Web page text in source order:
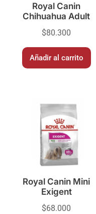
Royal Canin
Chihuahua Adult
$80.300
Añadir al carrito
Royal Canin Mini
Exigent
$68.000